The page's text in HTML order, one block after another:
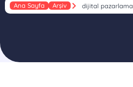
Ana Sayfa Arşiv dijital pazarlama